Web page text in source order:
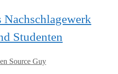
Studenten
Source Guy